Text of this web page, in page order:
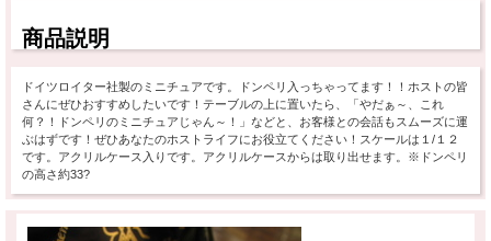
商品説明
ドイツロイター社製のミニチュアです。ドンペリ入っちゃってます！！ホストの皆
さんにぜひおすすめしたいです！テーブルの上に置いたら、「やだぁ～、これ
何？！ドンペリのミニチュアじゃん～！」などと、お客様との会話もスムーズに運
ぶはずです！ぜひあなたのホストライフにお役立てください！スケールは１/１２
です。アクリルケース入りです。アクリルケースからは取り出せます。※ドンペリ
の高さ約33?